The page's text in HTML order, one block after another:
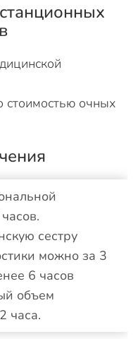
стоимостью очных
сестру
можно за 3
6 часов
объем
часа.